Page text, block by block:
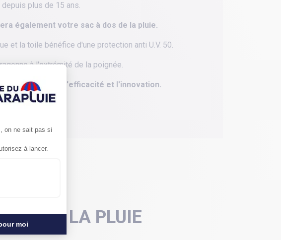
plus de 15 ans.
également votre sac à dos de la pluie.
et la toile bénéfice d'une protection anti U.V. 50.
à l'extrémité de la poignée.
le design, l 'efficacité et l'innovation.
DE LA PLUIE